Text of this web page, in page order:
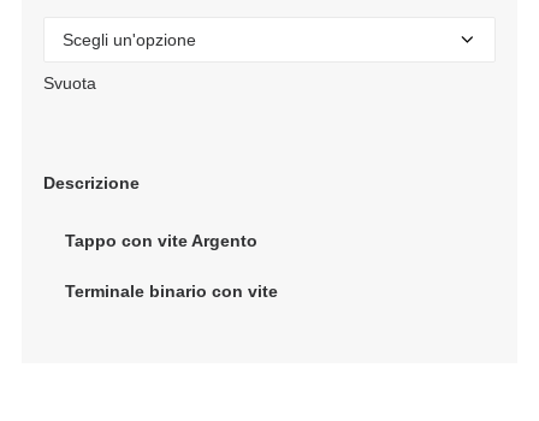
Svuota
Descrizione
Tappo con vite Argento
Terminale binario con vite